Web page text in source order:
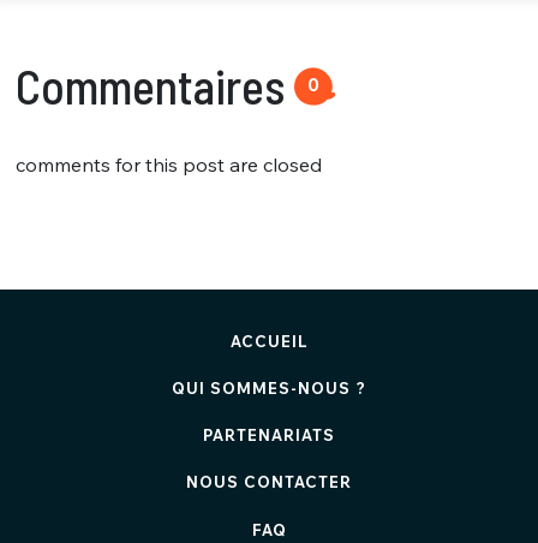
Commentaires 0
comments for this post are closed
ACCUEIL
QUI SOMMES-NOUS ?
PARTENARIATS
NOUS CONTACTER
FAQ